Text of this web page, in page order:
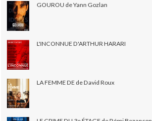
GOUROU de Yann Gozlan
L'INCONNUE D'ARTHUR HARARI
LA FEMME DE de David Roux